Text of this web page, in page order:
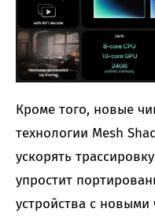
Кроме того, новые
технологии Mesh
ускорять
упростит
устройства с